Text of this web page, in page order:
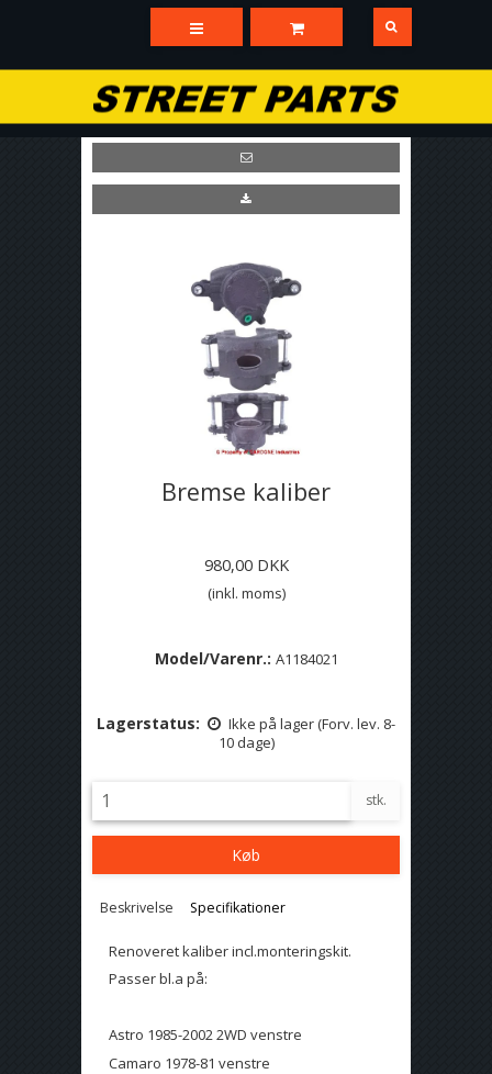
Bremse kaliber
980,00 DKK
(inkl. moms)
Model/Varenr.: A1184021
Lagerstatus:
Ikke på lager (Forv. lev. 8-
10 dage)
stk.
Køb
Beskrivelse Specifikationer
Renoveret kaliber incl.monteringskit.
Passer bl.a på:
Astro 1985-2002 2WD venstre
Camaro 1978-81 venstre